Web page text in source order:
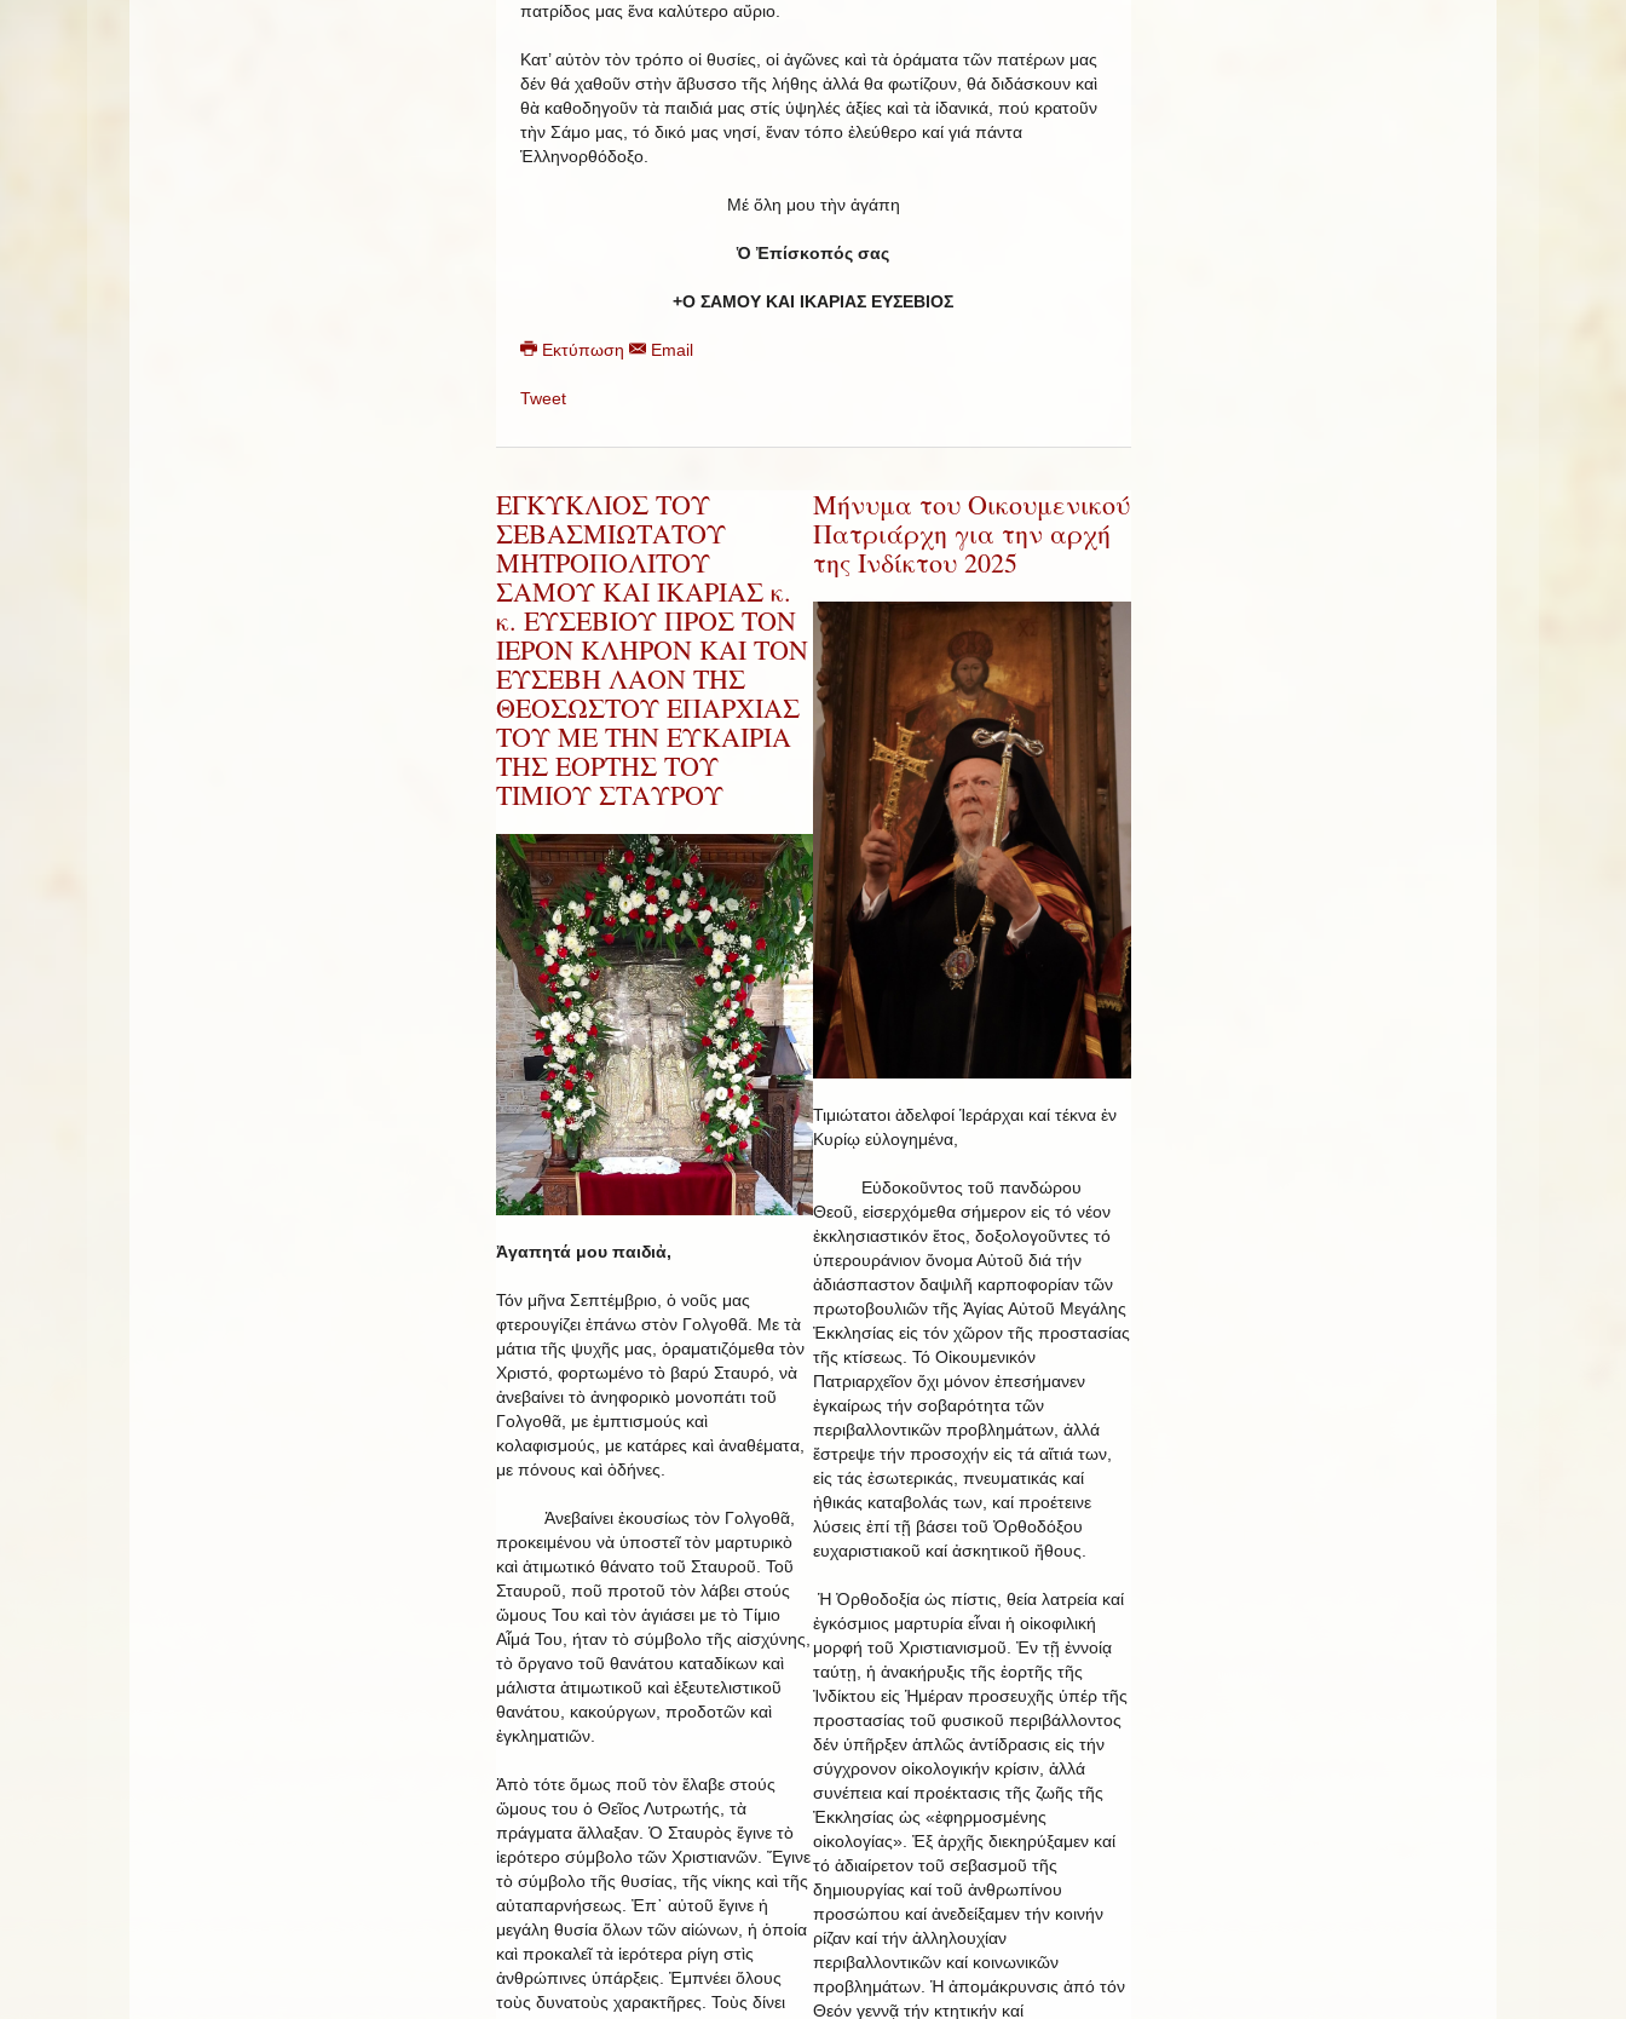
πατρίδος μας ἕνα καλύτερο αὔριο.
Κατ’ αὐτὸν τὸν τρόπο οἱ θυσίες, οἱ ἀγῶνες καὶ τὰ ὁράματα τῶν πατέρων μας
δέν θά χαθοῦν στὴν ἄβυσσο τῆς λήθης ἀλλά θα φωτίζουν, θά διδάσκουν καὶ
θὰ καθοδηγοῦν τὰ παιδιά μας στίς ὑψηλές ἀξίες καὶ τὰ ἰδανικά, πού κρατοῦν
τὴν Σάμο μας, τό δικό μας νησί, ἕναν τόπο ἐλεύθερο καί γιά πάντα
Ἑλληνορθόδοξο.
Μέ ὅλη μου τὴν ἀγάπη
Ὁ Ἐπίσκοπός σας
+Ο ΣΑΜΟΥ ΚΑΙ ΙΚΑΡΙΑΣ ΕΥΣΕΒΙΟΣ
Εκτύπωση Email
Tweet
ΕΓΚΥΚΛΙΟΣ ΤΟΥ
ΣΕΒΑΣΜΙΩΤΑΤΟΥ
ΜΗΤΡΟΠΟΛΙΤΟΥ
ΣΑΜΟΥ ΚΑΙ ΙΚΑΡΙΑΣ κ.
κ. ΕΥΣΕΒΙΟΥ ΠΡΟΣ ΤΟΝ
ΙΕΡΟΝ ΚΛΗΡΟΝ ΚΑΙ ΤΟΝ
ΕΥΣΕΒΗ ΛΑΟΝ ΤΗΣ
ΘΕΟΣΩΣΤΟΥ ΕΠΑΡΧΙΑΣ
ΤΟΥ ΜΕ ΤΗΝ ΕΥΚΑΙΡΙΑ
ΤΗΣ ΕΟΡΤΗΣ ΤΟΥ
ΤΙΜΙΟΥ ΣΤΑΥΡΟΥ
Ἀγαπητά μου παιδιἀ,
Τόν μῆνα Σεπτέμβριο, ὁ νοῦς μας
φτερουγίζει ἐπάνω στὸν Γολγοθᾶ. Με τὰ
μάτια τῆς ψυχῆς μας, ὁραματιζόμεθα τὸν
Χριστό, φορτωμένο τὸ βαρύ Σταυρό, νὰ
ἀνεβαίνει τὸ ἀνηφορικὸ μονοπάτι τοῦ
Γολγοθᾶ, με ἐμπτισμούς καὶ
κολαφισμούς, με κατάρες καὶ ἀναθέματα,
με πόνους καὶ ὀδήνες.
Ἀνεβαίνει ἐκουσίως τὸν Γολγοθᾶ,
προκειμένου νὰ ὑποστεῖ τὸν μαρτυρικὸ
καὶ ἀτιμωτικό θάνατο τοῦ Σταυροῦ. Τοῦ
Σταυροῦ, ποῦ προτοῦ τὸν λάβει στούς
ὥμους Του καὶ τὸν ἁγιάσει με τὸ Τίμιο
Αἷμά Του, ήταν τὸ σύμβολο τῆς αἰσχύνης,
τὸ ὄργανο τοῦ θανάτου καταδίκων καὶ
μάλιστα ἀτιμωτικοῦ καὶ ἐξευτελιστικοῦ
θανάτου, κακούργων, προδοτῶν καὶ
ἐγκληματιῶν.
Ἀπὸ τότε ὅμως ποῦ τὸν ἔλαβε στούς
ὥμους του ὁ Θεῖος Λυτρωτής, τὰ
πράγματα ἄλλαξαν. Ὁ Σταυρὸς ἔγινε τὸ
ἱερότερο σύμβολο τῶν Χριστιανῶν. Ἔγινε
τὸ σύμβολο τῆς θυσίας, τῆς νίκης καὶ τῆς
αὐταπαρνήσεως. Ἐπ᾿ αὐτοῦ ἔγινε ἡ
μεγάλη θυσία ὅλων τῶν αἰώνων, ἡ ὁποία
καὶ προκαλεῖ τὰ ἱερότερα ρίγη στὶς
ἀνθρώπινες ὑπάρξεις. Ἐμπνέει ὅλους
τοὺς δυνατοὺς χαρακτῆρες. Τοὺς δίνει
Μήνυμα του Οικουμενικού
Πατριάρχη για την αρχή
της Ινδίκτου 2025
Τιμιώτατοι ἀδελφοί Ἱεράρχαι καί τέκνα ἐν
Κυρίῳ εὐλογημένα,
Εὐδοκοῦντος τοῦ πανδώρου
Θεοῦ, εἰσερχόμεθα σήμερον εἰς τό νέον
ἐκκλησιαστικόν ἔτος, δοξολογοῦντες τό
ὑπερουράνιον ὄνομα Αὐτοῦ διά τήν
ἀδιάσπαστον δαψιλῆ καρποφορίαν τῶν
πρωτοβουλιῶν τῆς Ἁγίας Αὐτοῦ Μεγάλης
Ἐκκλησίας εἰς τόν χῶρον τῆς προστασίας
τῆς κτίσεως. Τό Οἰκουμενικόν
Πατριαρχεῖον ὄχι μόνον ἐπεσήμανεν
ἐγκαίρως τήν σοβαρότητα τῶν
περιβαλλοντικῶν προβλημάτων, ἀλλά
ἔστρεψε τήν προσοχήν εἰς τά αἴτιά των,
εἰς τάς ἐσωτερικάς, πνευματικάς καί
ἠθικάς καταβολάς των, καί προέτεινε
λύσεις ἐπί τῇ βάσει τοῦ Ὀρθοδόξου
ευχαριστιακοῦ καί ἀσκητικοῦ ἤθους.
Ἡ Ὀρθοδοξία ὡς πίστις, θεία λατρεία καί
ἐγκόσμιος μαρτυρία εἶναι ἡ οἰκοφιλική
μορφή τοῦ Χριστιανισμοῦ. Ἐν τῇ ἐννοίᾳ
ταύτῃ, ἡ ἀνακήρυξις τῆς ἑορτῆς τῆς
Ἰνδίκτου εἰς Ἡμέραν προσευχῆς ὑπέρ τῆς
προστασίας τοῦ φυσικοῦ περιβάλλοντος
δέν ὑπῆρξεν ἁπλῶς ἀντίδρασις εἰς τήν
σύγχρονον οἰκολογικήν κρίσιν, ἀλλά
συνέπεια καί προέκτασις τῆς ζωῆς τῆς
Ἐκκλησίας ὡς «ἐφηρμοσμένης
οἰκολογίας». Ἐξ ἀρχῆς διεκηρύξαμεν καί
τό ἀδιαίρετον τοῦ σεβασμοῦ τῆς
δημιουργίας καί τοῦ ἀνθρωπίνου
προσώπου καί ἀνεδείξαμεν τήν κοινήν
ρίζαν καί τήν ἀλληλουχίαν
περιβαλλοντικῶν καί κοινωνικῶν
προβλημάτων. Ἡ ἀπομάκρυνσις ἀπό τόν
Θεόν γεννᾷ τήν κτητικήν καί